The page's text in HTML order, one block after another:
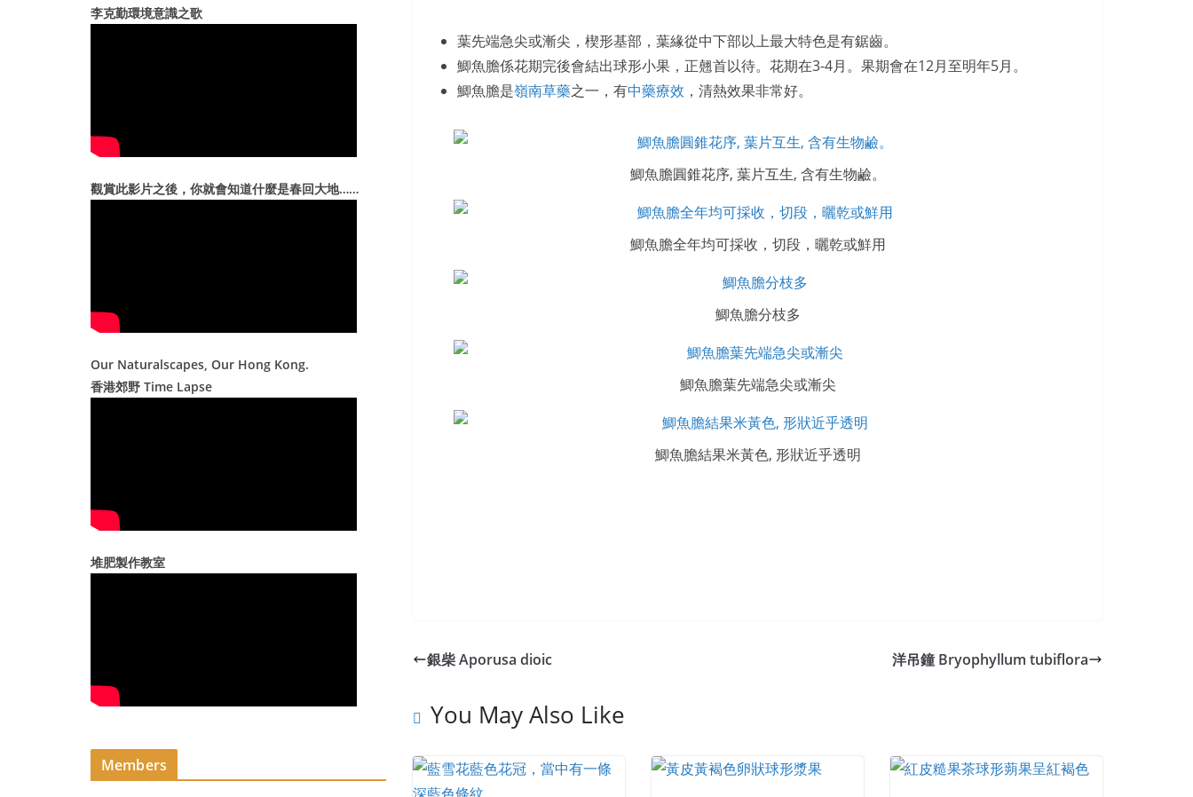
葉先端急尖或漸尖，楔形基部，葉緣從中下部以上最大特色是有鋸齒。
鯽魚膽係花期完後會結出球形小果，正翹首以待。花期在3-4月。果期會在12月至明年5月。
鯽魚膽是嶺南草藥之一，有中藥療效 ，清熱效果非常好。
鯽魚膽圓錐花序, 葉片互生, 含有生物鹼。
鯽魚膽全年均可採收，切段，曬乾或鮮用
鯽魚膽分枝多
鯽魚膽葉先端急尖或漸尖
鯽魚膽結果米黃色, 形狀近乎透明
銀柴 Aporusa dioic 洋吊鐘 Bryophyllum tubiflora
You May Also Like
v
李克勤環境意識之歌
觀賞此影片之後，你就會知道什麼是春回大地……
Our Naturalscapes, Our Hong Kong.
香港郊野 Time Lapse
堆肥製作教室
Members